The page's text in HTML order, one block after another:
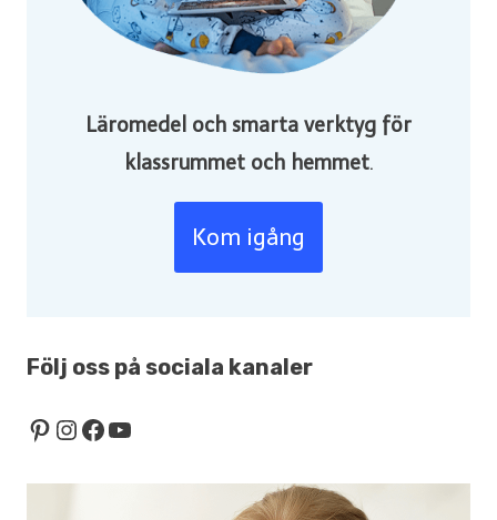
Läromedel och smarta verktyg för
klassrummet och hemmet.
Kom igång
Följ oss på sociala kanaler
Pinterest
Instagram
Facebook
YouTube